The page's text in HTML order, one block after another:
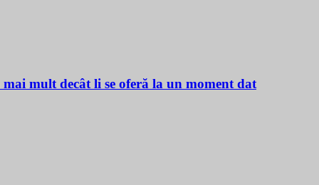
mult decât li se oferă la un moment dat